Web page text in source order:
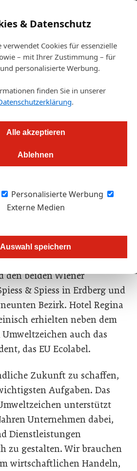
& Datenschutz
verwendet Cookies für essenzielle
– mit Ihrer Zustimmung – für
personalisierte Werbung.
finden Sie in unserer
.
Alle akzeptieren
Ablehnen
Personalisierte Werbung
Externe Medien
Auswahl speichern
/Gastro & Hotel
Nachhaltigkeit
für
Hotels
17.04.2023, 14:02 Uhr
WeFair Wien in der Wiener Marx Halle
Umweltzeichen für
Dienstleistungen ausgezeichnet.
erhielt Zuwachs mit
in Schwechat-
den beiden Wiener
& Spiess in Erdberg und
Bezirk. Hotel Regina
erhielten neben dem
auch das
das EU Ecolabel.
Zukunft zu schaffen,
Aufgaben. Das
unterstützt
Unternehmen dabei,
Dienstleistungen
zu gestalten. Wir brauchen
wirtschaftlichen Handeln,